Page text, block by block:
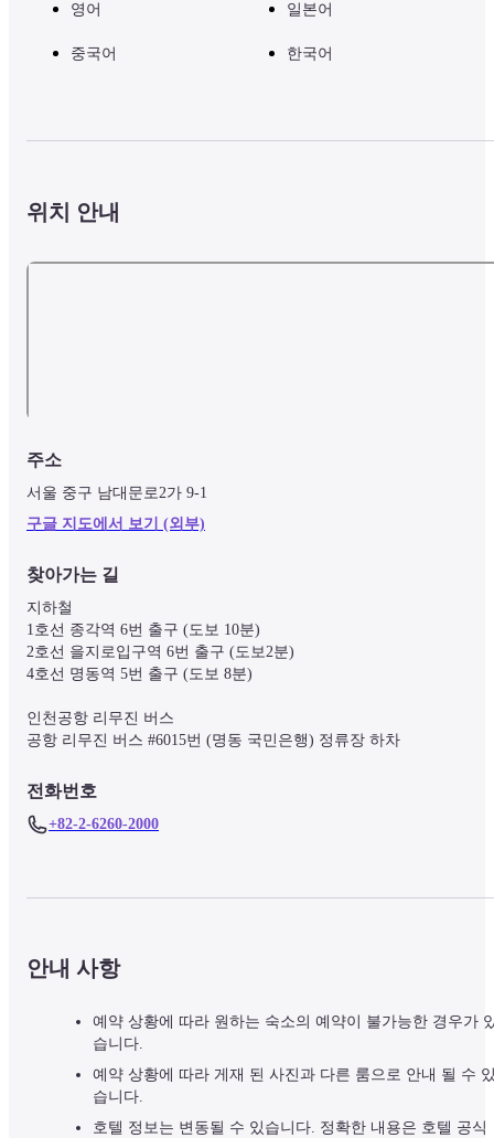
영어 일본어
중국어 한국어
위치 안내
주소
서울 중구 남대문로2가 9-1
구글 지도에서 보기 (외부)
찾아가는 길
지하철
1호선 종각역 6번 출구 (도보 10분)
2호선 을지로입구역 6번 출구 (도보2분)
4호선 명동역 5번 출구 (도보 8분)
인천공항 리무진 버스
전화번호
+82-2-6260-2000
안내 사항
예약 상황에 따라 원하는 숙소의 예약이 불가능한 경우가
습니다.
예약 상황에 따라 게재 된 사진과 다른 룸으로 안내 될 수
습니다.
호텔 정보는 변동될 수 있습니다. 정확한 내용은 호텔 공식